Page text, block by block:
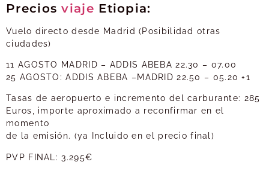
Preciosviaje Etiopia:
Vuelo directo desde Madrid (Posibilidad otras
ciudades)
11 AGOSTO MADRID – ADDIS ABEBA 22.30 – 07.00
25 AGOSTO: ADDIS ABEBA –MADRID 22.50 – 05.20 +1
Tasas de aeropuerto e incremento del carburante: 285
Euros, importe aproximado a reconfirmar en el
momento
de la emisión. (ya Incluido en el precio final)
PVP FINAL: 3.295€